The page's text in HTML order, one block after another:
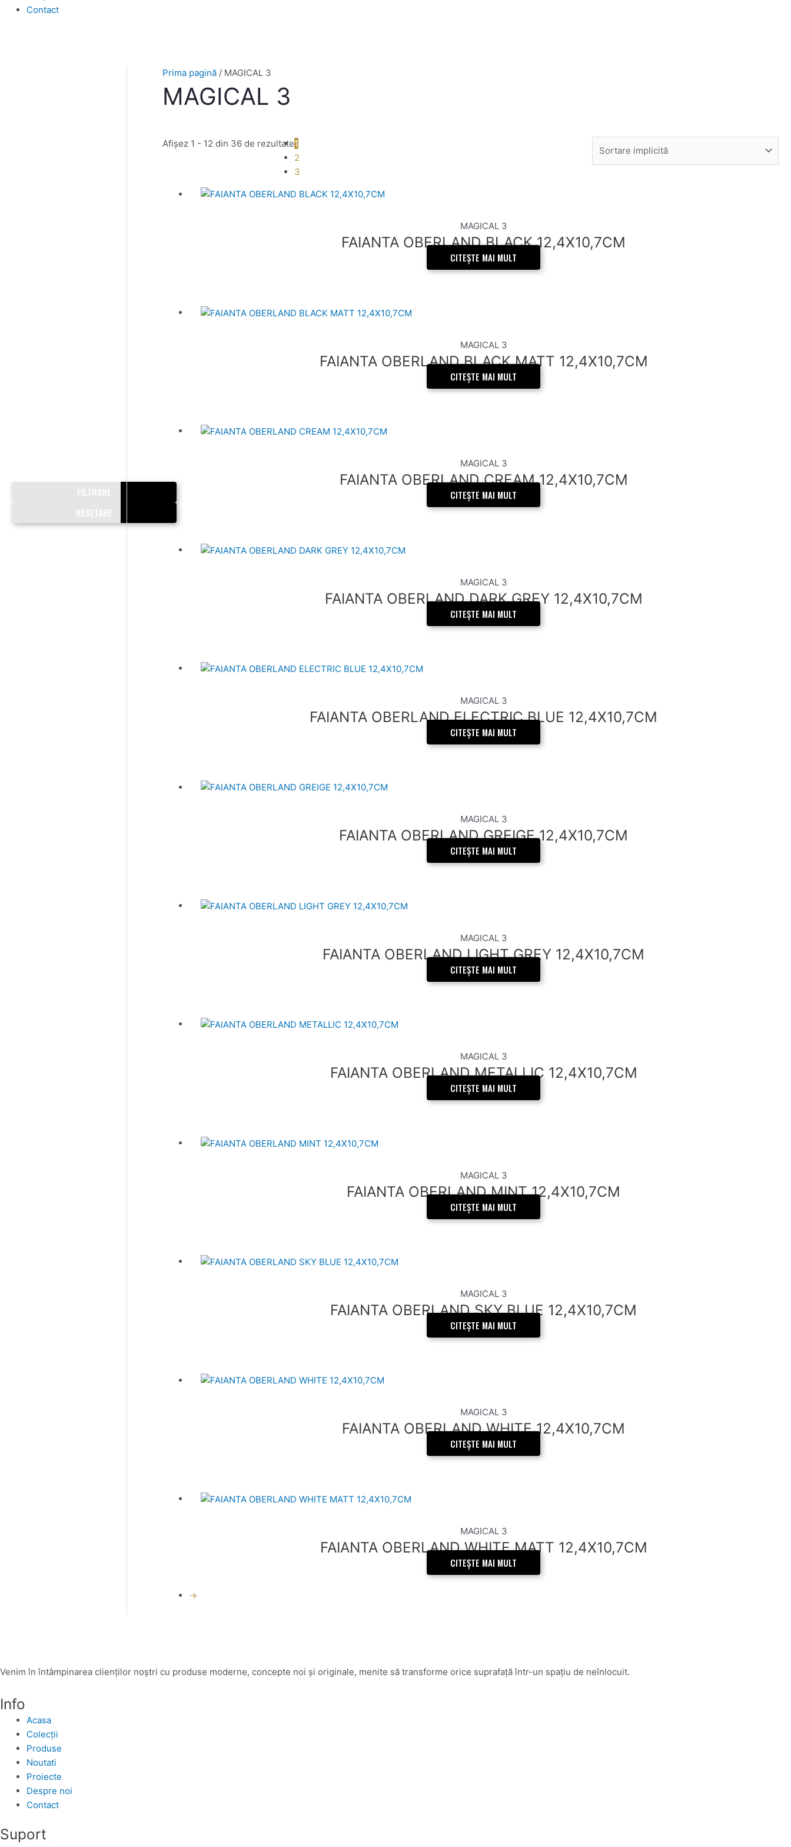
Contact
FILTRARE
RESETARE
Prima pagină/ MAGICAL 3
MAGICAL 3
Afișez 1 - 12 din 36 de rezultate
MAGICAL 3
FAIANTA OBERLAND BLACK 12,4X10,7CM
CITEȘTE MAI MULT
MAGICAL 3
FAIANTA OBERLAND BLACK MATT 12,4X10,7CM
CITEȘTE MAI MULT
MAGICAL 3
FAIANTA OBERLAND CREAM 12,4X10,7CM
CITEȘTE MAI MULT
MAGICAL 3
FAIANTA OBERLAND DARK GREY 12,4X10,7CM
CITEȘTE MAI MULT
MAGICAL 3
FAIANTA OBERLAND ELECTRIC BLUE 12,4X10,7CM
CITEȘTE MAI MULT
MAGICAL 3
FAIANTA OBERLAND GREIGE 12,4X10,7CM
CITEȘTE MAI MULT
MAGICAL 3
FAIANTA OBERLAND LIGHT GREY 12,4X10,7CM
CITEȘTE MAI MULT
MAGICAL 3
FAIANTA OBERLAND METALLIC 12,4X10,7CM
CITEȘTE MAI MULT
MAGICAL 3
FAIANTA OBERLAND MINT 12,4X10,7CM
CITEȘTE MAI MULT
MAGICAL 3
FAIANTA OBERLAND SKY BLUE 12,4X10,7CM
CITEȘTE MAI MULT
MAGICAL 3
FAIANTA OBERLAND WHITE 12,4X10,7CM
CITEȘTE MAI MULT
MAGICAL 3
FAIANTA OBERLAND WHITE MATT 12,4X10,7CM
CITEȘTE MAI MULT
1
2
3
→
Venim în întâmpinarea clienților noștri cu produse moderne, concepte noi și originale, menite să transforme orice suprafață într-un spațiu de neînlocuit.
Info
Acasa
Colecții
Produse
Noutati
Proiecte
Despre noi
Contact
Suport